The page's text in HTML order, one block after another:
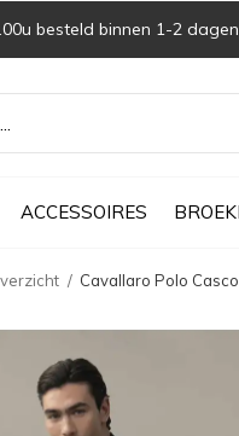
ACCESSOIRES
besteld binnen 1-2
Cavallaro Polo